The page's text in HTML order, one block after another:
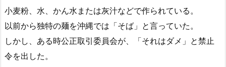
小麦粉、水、かん水または灰汁などで作られている。
以前から独特の麺を沖縄では「そば」と言っていた。
しかし、ある時公正取引委員会が、「それはダメ」と禁止
令を出した。